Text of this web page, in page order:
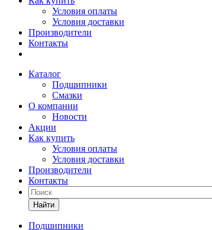
Условия оплаты
Условия доставки
Производители
Контакты
Каталог
Подшипники
Смазки
О компании
Новости
Акции
Как купить
Условия оплаты
Условия доставки
Производители
Контакты
Найти
Подшипники